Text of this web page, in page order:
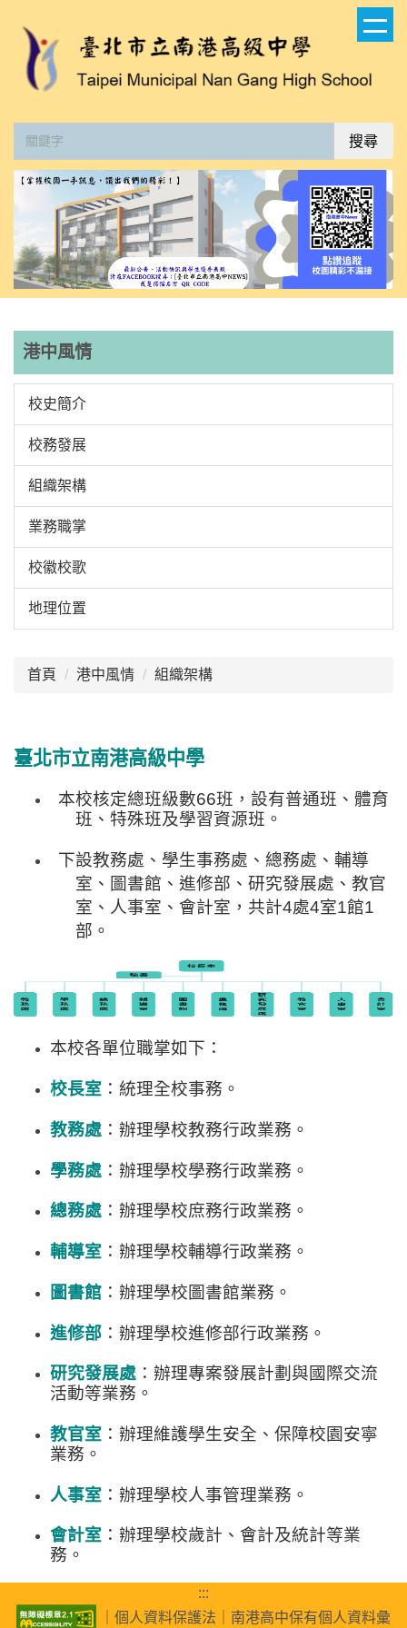
容
搜尋
港中風情
校史簡介
校務發展
組織架構
業務職掌
校徽校歌
地理位置
首頁 港中風情 組織架構
臺北市立南港高級中學
本校核定總班級數66班，設有普通班、體育
班、特殊班及學習資源班。
下設教務處、學生事務處、總務處、輔導
室、圖書館、進修部 、 研究發展處、教官
室、人事室、會計室，共計4處4室1館1
部。
本校各單位職掌如下：
校長室 ：統理全校事務。
教務處 ：辦理學校教務行政業務。
學務處 ：辦理學校學務行政業務。
總務處 ：辦理學校庶務行政業務。
輔導室 ：辦理學校輔導行政業務。
圖書館 ：辦理學校圖書館業務。
進修部 ：辦理學校進修部行政業務 。
研究發展處 ：辦理專案發展計劃與國際交流
活動等業務 。
教官室 ：辦理維護學生安全、保障校園安寧
業務 。
人事室 ：辦理學校人事管理業務 。
會計室 ：辦理學校歲計、會計及統計等業
務 。
:::
個人資料保護法 南港高中保有個人資料彙